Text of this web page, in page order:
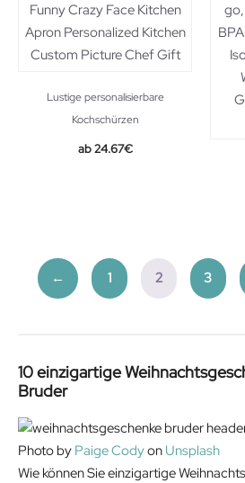
Lustige personalisierbare
Kochschürzen
24.67€
← 1 2 3
10 einzigartige
Bruder
Photo by Paige Codyon Unsplash
Wie können Sie einzigartige